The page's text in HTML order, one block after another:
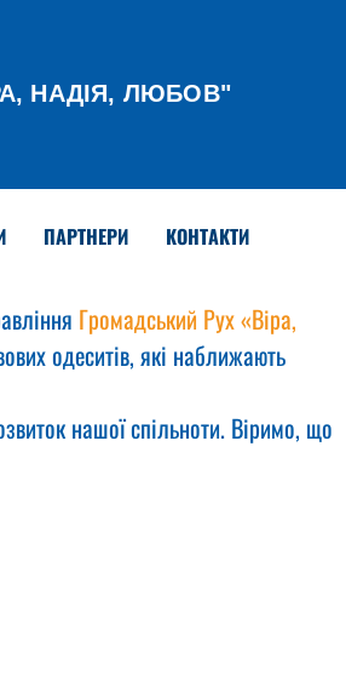
НАДІЯ, ЛЮБОВ"
ПАРТНЕРИ КОНТАКТИ
Громадський Рух «Віра,
одеситів, які наближають
нашої спільноти. Віримо, що